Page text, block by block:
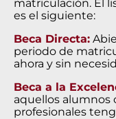
matriculación. El
es el siguiente:
Beca Directa:
periodo de
ahora y sin
Beca a la
aquellos alumnos
profesionales